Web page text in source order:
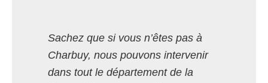
Sachez que si vous n’êtes pas à
Charbuy, nous pouvons intervenir
dans tout le département de la